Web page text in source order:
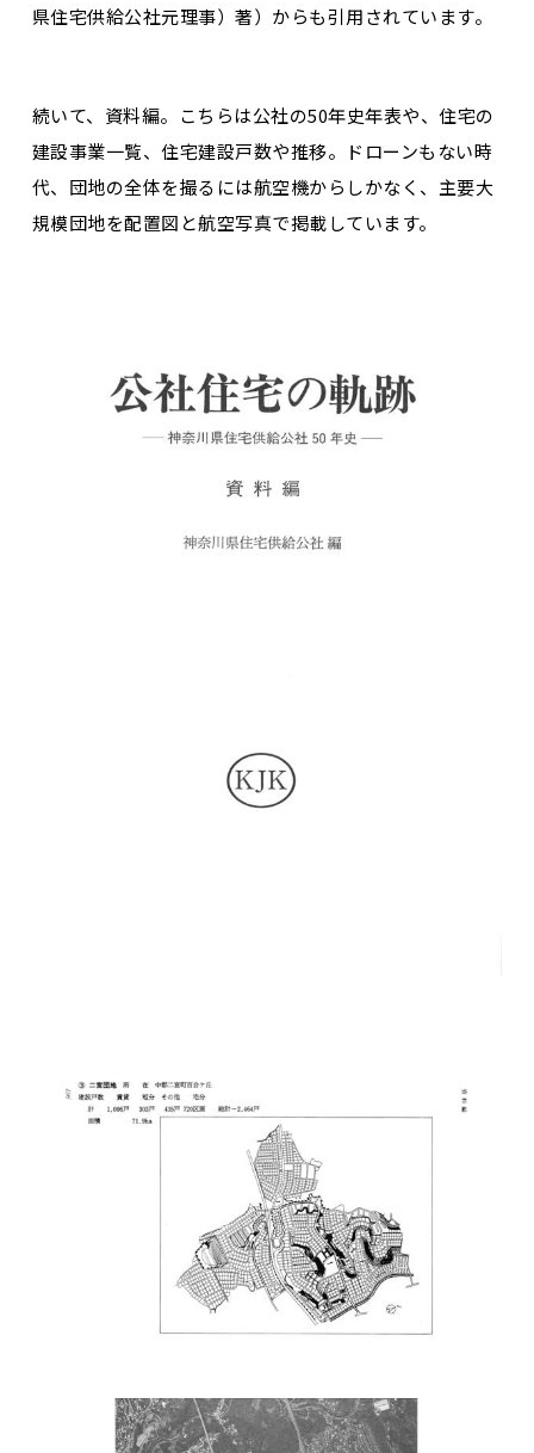
県住宅供給公社元理事）著）からも引用されています。
続いて、資料編。こちらは公社の50年史年表や、住宅の
建設事業一覧、住宅建設戸数や推移。ドローンもない時
代、団地の全体を撮るには航空機からしかなく、主要大
規模団地を配置図と航空写真で掲載しています。